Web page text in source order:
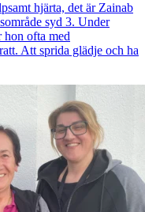
hjärta, det är Zainab
syd 3. Under
hon ofta med
Att sprida glädje och ha